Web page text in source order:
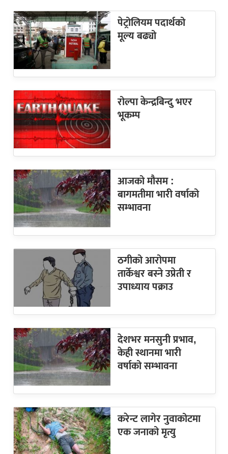
पेट्रोलियम पदार्थको
मूल्य बढ्यो
रोल्पा केन्द्रबिन्दु भएर
भूकम्प
आजको मौसम :
बागमतीमा भारी वर्षाको
सम्भावना
ठगीको आरोपमा
तार्केश्वर बस्ने उप्रेती र
उपाध्याय पक्राउ
देशभर मनसुनी प्रभाव,
केही स्थानमा भारी
वर्षाको सम्भावना
करेन्ट लागेर नुवाकोटमा
एक जनाको मृत्यु